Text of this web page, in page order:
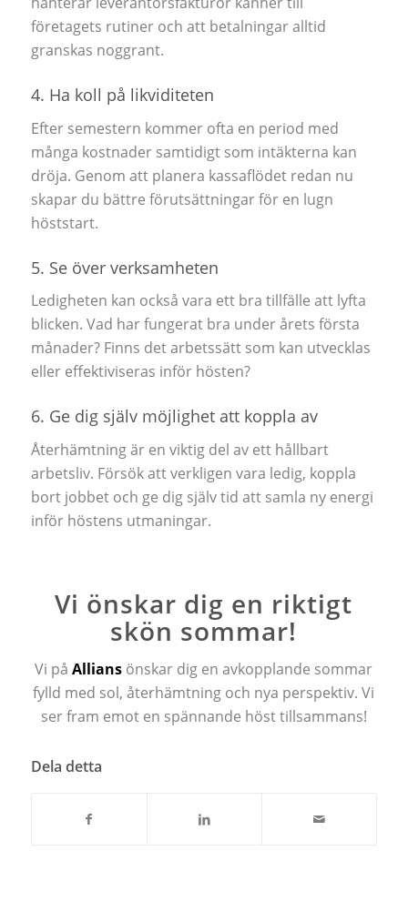
företagets rutiner och att betalningar alltid
granskas noggrant.
4. Ha koll på likviditeten
Efter semestern kommer ofta en period med
många kostnader samtidigt som intäkterna kan
dröja. Genom att planera kassaflödet redan nu
skapar du bättre förutsättningar för en lugn
höststart.
5. Se över verksamheten
Ledigheten kan också vara ett bra tillfälle att lyfta
blicken. Vad har fungerat bra under årets första
månader? Finns det arbetssätt som kan utvecklas
eller effektiviseras inför hösten?
6. Ge dig själv möjlighet att koppla av
Återhämtning är en viktig del av ett hållbart
arbetsliv. Försök att verkligen vara ledig, koppla
bort jobbet och ge dig själv tid att samla ny energi
inför höstens utmaningar.
Vi önskar dig en riktigt
skön sommar!
Vi påAllians önskar dig en avkopplande sommar
fylld med sol, återhämtning och nya perspektiv. Vi
ser fram emot en spännande höst tillsammans!
Dela detta